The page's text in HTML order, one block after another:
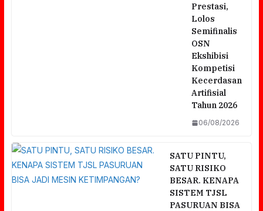
Prestasi,
Lolos
Semifinalis
OSN
Ekshibisi
Kompetisi
Kecerdasan
Artifisial
Tahun 2026
06/08/2026
SATU PINTU,
SATU RISIKO
BESAR. KENAPA
SISTEM TJSL
PASURUAN BISA